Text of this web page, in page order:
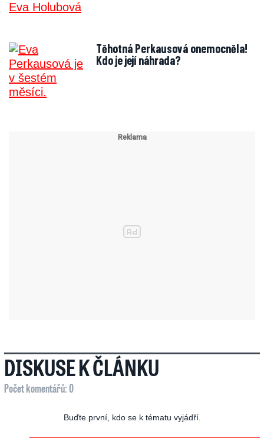
Těhotná Perkausová onemocněla!
Kdo je její náhrada?
DISKUSE K ČLÁNKU
Počet komentářů: 0
Buďte první, kdo se k tématu vyjádří.